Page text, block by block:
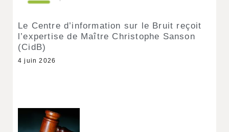
Le Centre d’information sur le Bruit reçoit
l’expertise de Maître Christophe Sanson
(CidB)
4 juin 2026